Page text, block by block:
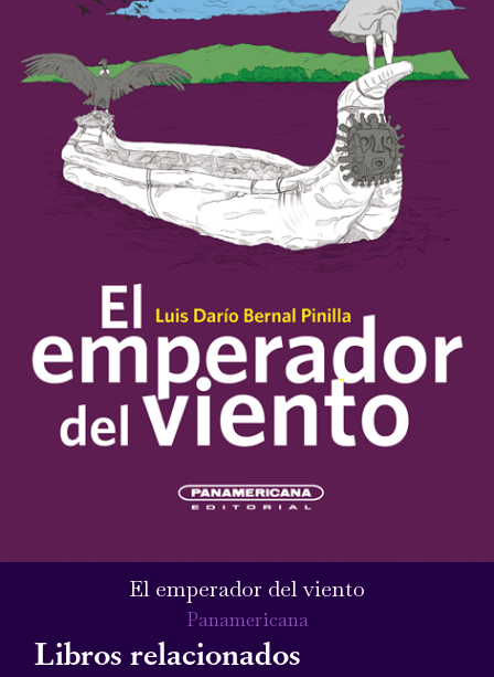
El emperador del viento
Panamericana
Libros relacionados